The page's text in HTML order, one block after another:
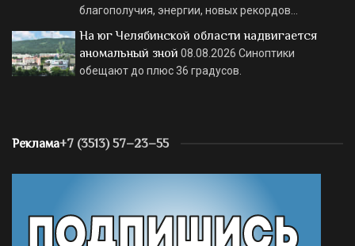
благополучия, энергии, новых рекордов…
На юг Челябинской области надвигается
аномальный зной 08.08.2026 Синоптики
обещают до плюс 36 градусов.
Реклама+7 (3513) 57–23–55